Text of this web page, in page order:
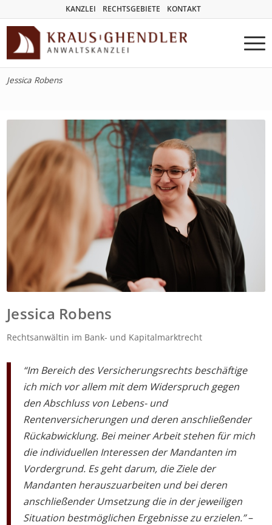
KANZLEI RECHTSGEBIETE KONTAKT
Jessica Robens
Jessica Robens
Rechtsanwältin im Bank- und Kapitalmarktrecht
“Im Bereich des Versicherungsrechts beschäftige
ich mich vor allem mit dem Widerspruch gegen
den Abschluss von Lebens- und
Rentenversicherungen und deren anschließender
Rückabwicklung. Bei meiner Arbeit stehen für mich
die individuellen Interessen der Mandanten im
Vordergrund. Es geht darum, die Ziele der
Mandanten herauszuarbeiten und bei deren
anschließender Umsetzung die in der jeweiligen
Situation bestmöglichen Ergebnisse zu erzielen.”–